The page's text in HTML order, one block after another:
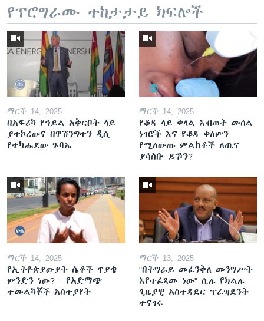
የፕሮግራሙ ተከታታይ ክፍሎች
ማርች 14, 2025
በአፍሪካ የኅይል አቅርቦት ላይ
ያተኮረውና በዋሽንግተን ዲሲ
የተካሔደው ጉባኤ
ማርች 14, 2025
የቆዳ ላይ ቀላል እብጠት መሰል
ነገሮች እና የቆዳ ቀለምን
የሚለውጡ ምልክቶች ለጤና
ያሳስቡ ይኾን?
ማርች 14, 2025
የኢትዮጵያውያት ሴቶች ጥያቄ
ምንድን ነው? - የአድማጭ
ተመልካቾች አስተያየት
ማርች 13, 2025
"በትግራይ መፈንቅለ መንግሥት
እየተፈጸመ ነው" ሲሉ የክልሉ
ጊዜያዊ አስተዳደር ፕሬዝደንት
ተናገሩ